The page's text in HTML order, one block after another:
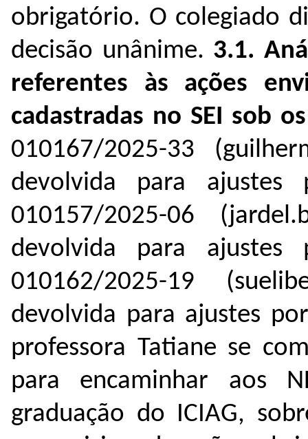
obrigatório. O colegiado
decisão unânime. 3.1.
referentes às ações
cadastradas no SEI sob
010167/2025-33
devolvida para ajustes
010157/2025-06
devolvida para ajustes
010162/2025-19
devolvida para ajustes
professora Tatiane se
para encaminhar aos
graduação do ICIAG,